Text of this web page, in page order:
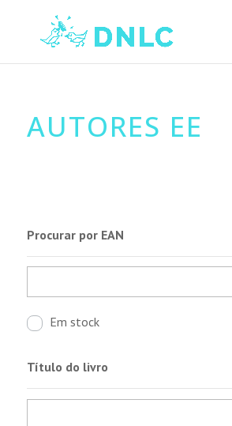
AUTORES EE
Procurar por EAN
Em stock
Título do livro